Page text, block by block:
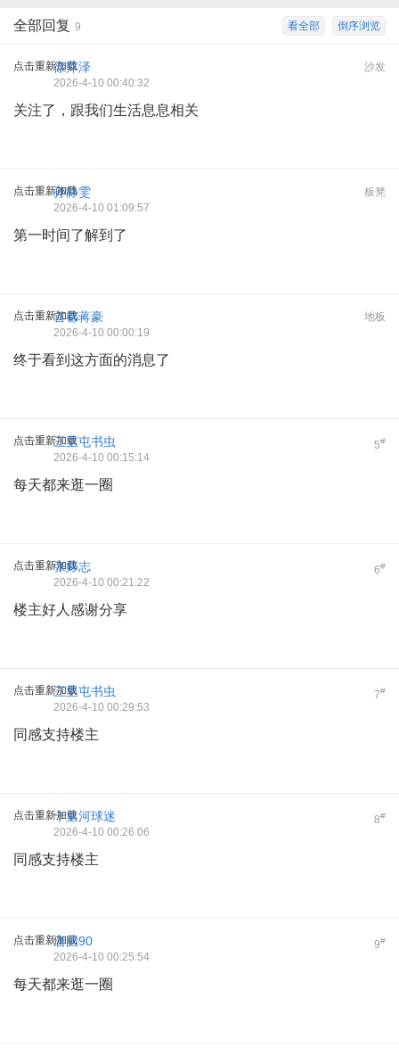
倒序浏览
看全部
全部回复 9
点击重新加载 沙发
徐萍泽
2026-4-10 00:40:32
关注了，跟我们生活息息相关
点击重新加载 板凳
孙静雯
2026-4-10 01:09:57
第一时间了解到了
点击重新加载 地板
首都蒋豪
2026-4-10 00:00:19
终于看到这方面的消息了
点击重新加载 5#
三里屯书虫
2026-4-10 00:15:14
每天都来逛一圈
点击重新加载 6#
张婷志
2026-4-10 00:21:22
楼主好人感谢分享
点击重新加载 7#
三里屯书虫
2026-4-10 00:29:53
同感支持楼主
点击重新加载 8#
十里河球迷
2026-4-10 00:26:06
同感支持楼主
点击重新加载 9#
唐国90
2026-4-10 00:25:54
每天都来逛一圈